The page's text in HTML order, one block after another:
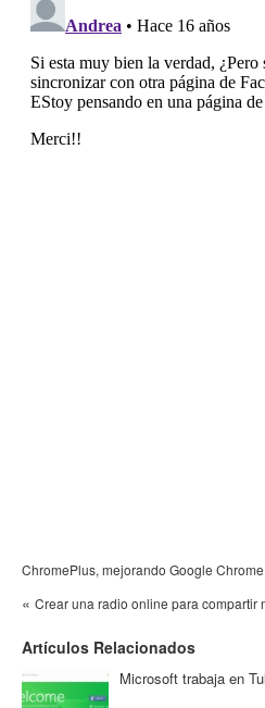
ChromePlus, mejorando Google Chrome
« Crear una radio online para compartir
Artículos Relacionados
Microsoft trabaja en